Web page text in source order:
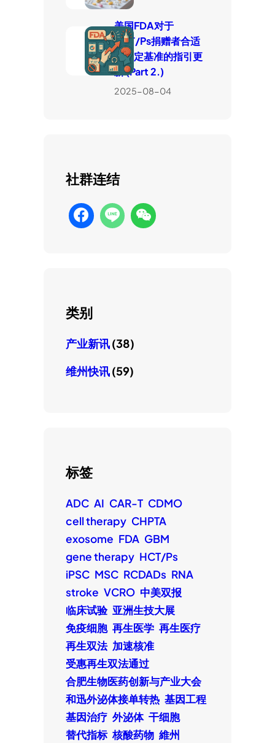
美国FDA对于
HCT/Ps捐赠者合适
性判定基准的指引更
新 (Part 2.)
2025-08-04
社群连结
类别
产业新讯(38)
维州快讯(59)
标签
ADC AI CAR-T CDMO
cell therapy CHPTA
exosome FDA GBM
gene therapy HCT/Ps
iPSC MSC RCDADs RNA
stroke VCRO 中美双报
临床试验 亚洲生技大展
免疫细胞 再生医学 再生医疗
再生双法 加速核准
受惠再生双法通过
合肥生物医药创新与产业大会
和迅外泌体接单转热 基因工程
基因治疗 外泌体 干细胞
替代指标 核酸药物 維州